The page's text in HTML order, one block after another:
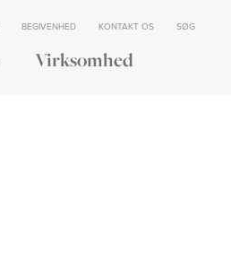
BEGIVENHED KONTAKT OS SØG
Virksomhed